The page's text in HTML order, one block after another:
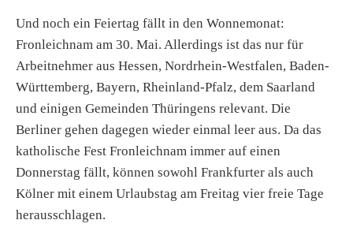
Und noch ein Feiertag fällt in den Wonnemonat:
Fronleichnam am 30. Mai. Allerdings ist das nur für
Arbeitnehmer aus Hessen, Nordrhein-Westfalen, Baden-
Württemberg, Bayern, Rheinland-Pfalz, dem Saarland
und einigen Gemeinden Thüringens relevant. Die
Berliner gehen dagegen wieder einmal leer aus. Da das
katholische Fest Fronleichnam immer auf einen
Donnerstag fällt, können sowohl Frankfurter als auch
Kölner mit einem Urlaubstag am Freitag vier freie Tage
herausschlagen.